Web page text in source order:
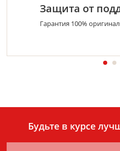
Защита от
Гарантия 100%
Будьте в курсе